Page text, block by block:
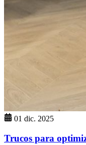
01 dic. 2025
Trucos para